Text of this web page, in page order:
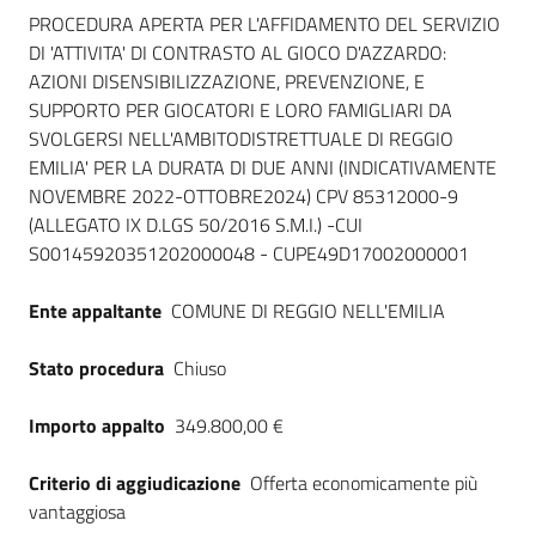
Seguici
su
Dati del bando
PROCEDURA APERTA PER L'AFFIDAMENTO DEL SERVIZIO
DI 'ATTIVITA' DI CONTRASTO AL GIOCO D'AZZARDO:
AZIONI DISENSIBILIZZAZIONE, PREVENZIONE, E
SUPPORTO PER GIOCATORI E LORO FAMIGLIARI DA
SVOLGERSI NELL'AMBITODISTRETTUALE DI REGGIO
EMILIA' PER LA DURATA DI DUE ANNI (INDICATIVAMENTE
NOVEMBRE 2022-OTTOBRE2024) CPV 85312000-9
(ALLEGATO IX D.LGS 50/2016 S.M.I.) -CUI
S00145920351202000048 - CUPE49D17002000001
Ente appaltante COMUNE DI REGGIO NELL'EMILIA
Stato procedura Chiuso
Importo appalto 349.800,00 €
Criterio di aggiudicazione Offerta economicamente più
vantaggiosa